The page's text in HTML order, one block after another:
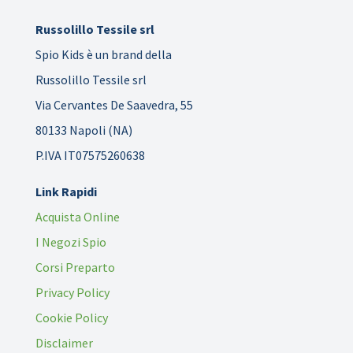
Russolillo Tessile srl
Spio Kids è un brand della
Russolillo Tessile srl
Via Cervantes De Saavedra, 55
80133 Napoli (NA)
P.IVA IT07575260638
Link Rapidi
Acquista Online
I Negozi Spio
Corsi Preparto
Privacy Policy
Cookie Policy
Disclaimer